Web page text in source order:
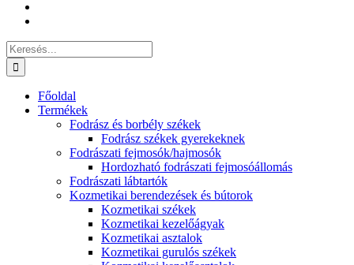
Keresés...
Főoldal
Termékek
Fodrász és borbély székek
Fodrász székek gyerekeknek
Fodrászati fejmosók/hajmosók
Hordozható fodrászati fejmosóállomás
Fodrászati lábtartók
Kozmetikai berendezések és bútorok
Kozmetikai székek
Kozmetikai kezelőágyak
Kozmetikai asztalok
Kozmetikai gurulós székek